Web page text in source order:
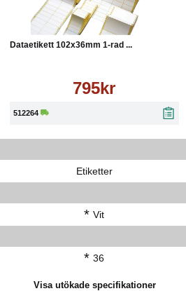
Dataetikett 102x36mm 1-rad ...
795kr
512264
Köp Läs mer
Etiketter
* Vit
* 36
Visa utökade specifikationer